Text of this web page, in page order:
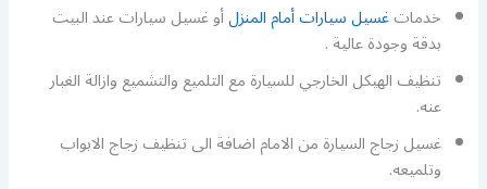
خدماتغسيل سيارات أمام المنزلأو غسيل سيارات عند البيت
بدقة وجودة عالية .
تنظيف الهيكل الخارجي للسيارة مع التلميع والتشميع وازالة الغبار
عنه.
غسيل زجاج السيارة من الامام اضافة الى تنظيف زجاج الابواب
وتلميعه.